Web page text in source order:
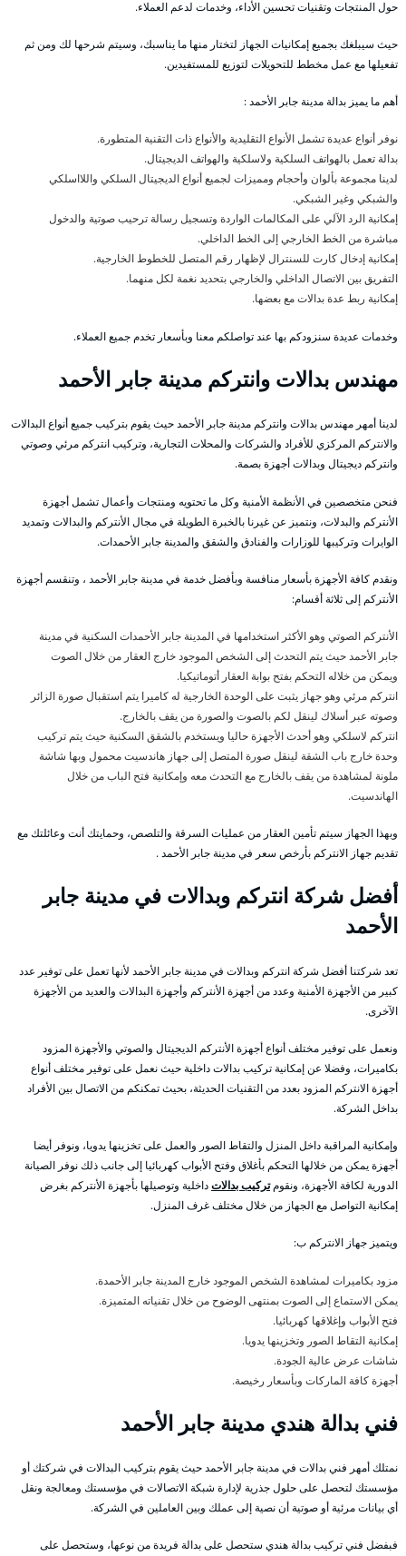
حول المنتجات وتقنيات تحسين الأداء، وخدمات لدعم العملاء.
حيث سيبلغك بجميع إمكانيات الجهاز لتختار منها ما يناسبك، وسيتم شرحها لك ومن ثم
تفعيلها مع عمل مخطط للتحويلات لتوزيع للمستفيدين.
أهم ما يميز بدالة مدينة جابر الأحمد :
نوفر أنواع عديدة تشمل الأنواع التقليدية والأنواع ذات التقنية المتطورة.
بدالة تعمل بالهواتف السلكية ولاسلكية والهواتف الديجيتال.
لدينا مجموعة بألوان وأحجام ومميزات لجميع أنواع الديجيتال السلكي واللااسلكي
والشبكي وغير الشبكي.
إمكانية الرد الآلي على المكالمات الواردة وتسجيل رسالة ترحيب صوتية والدخول
مباشرة من الخط الخارجي إلى الخط الداخلي.
إمكانية إدخال كارت للسنترال لإظهار رقم المتصل للخطوط الخارجية.
التفريق بين الاتصال الداخلي والخارجي بتحديد نغمة لكل منهما.
إمكانية ربط عدة بدالات مع بعضها.
وخدمات عديدة سنزودكم بها عند تواصلكم معنا وبأسعار تخدم جميع العملاء.
مهندس بدالات وانتركم مدينة جابر الأحمد
لدينا أمهر مهندس بدالات وانتركم مدينة جابر الأحمد حيث يقوم بتركيب جميع أنواع البدالات
والانتركم المركزي للأفراد والشركات والمحلات التجارية، وتركيب انتركم مرئي وصوتي
وانتركم ديجيتال وبدالات أجهزة بصمة.
فنحن متخصصين في الأنظمة الأمنية وكل ما تحتويه ومنتجات وأعمال تشمل أجهزة
الأنتركم والبدلات، ونتميز عن غيرنا بالخبرة الطويلة في مجال الأنتركم والبدالات وتمديد
الوايرات وتركيبها للوزارات والفنادق والشقق والمدينة جابر الأحمدات.
ونقدم كافة الأجهزة بأسعار منافسة وبأفضل خدمة في مدينة جابر الأحمد ، وتنقسم أجهزة
الأنتركم إلى ثلاثة أقسام:
الأنتركم الصوتي وهو الأكثر استخدامها في المدينة جابر الأحمدات السكنية في مدينة
جابر الأحمد حيث يتم التحدث إلى الشخص الموجود خارج العقار من خلال الصوت
ويمكن من خلاله التحكم بفتح بوابة العقار أتوماتيكيا.
انتركم مرئي وهو جهاز يثبت على الوحدة الخارجية له كاميرا يتم استقبال صورة الزائر
وصوته عبر أسلاك لينقل لكم بالصوت والصورة من يقف بالخارج.
انتركم لاسلكي وهو أحدث الأجهزة حاليا ويستخدم بالشقق السكنية حيث يتم تركيب
وحدة خارج باب الشقة لينقل صورة المتصل إلى جهاز هاندسيت محمول وبها شاشة
ملونة لمشاهدة من يقف بالخارج مع التحدث معه وإمكانية فتح الباب من خلال
الهاندسيت.
وبهذا الجهاز سيتم تأمين العقار من عمليات السرقة والتلصص، وحمايتك أنت وعائلتك مع
تقديم جهاز الانتركم بأرخص سعر في مدينة جابر الأحمد .
أفضل شركة انتركم وبدالات في مدينة جابر
الأحمد
تعد شركتنا أفضل شركة انتركم وبدالات في مدينة جابر الأحمد لأنها تعمل على توفير عدد
كبير من الأجهزة الأمنية وعدد من أجهزة الأنتركم وأجهزة البدالات والعديد من الأجهزة
الآخرى.
ونعمل على توفير مختلف أنواع أجهزة الأنتركم الديجيتال والصوتي والأجهزة المزود
بكاميرات، وفضلا عن إمكانية تركيب بدالات داخلية حيث نعمل على توفير مختلف أنواع
أجهزة الانتركم المزود بعدد من التقنيات الحديثة، بحيث تمكنكم من الاتصال بين الأفراد
بداخل الشركة.
وإمكانية المراقبة داخل المنزل والتقاط الصور والعمل على تخزينها يدويا، ونوفر أيضا
أجهزة يمكن من خلالها التحكم بأغلاق وفتح الأبواب كهربائيا إلى جانب ذلك نوفر الصيانة
الدورية لكافة الأجهزة، ونقومتركيب بدالاتداخلية وتوصيلها بأجهزة الأنتركم بغرض
إمكانية التواصل مع الجهاز من خلال مختلف غرف المنزل.
ويتميز جهاز الانتركم ب:
مزود بكاميرات لمشاهدة الشخص الموجود خارج المدينة جابر الأحمدة.
يمكن الاستماع إلى الصوت بمنتهى الوضوح من خلال تقنياته المتميزة.
فتح الأبواب وإغلاقها كهربائيا.
إمكانية التقاط الصور وتخزينها يدويا.
شاشات عرض عالية الجودة.
أجهزة كافة الماركات وبأسعار رخيصة.
فني بدالة هندي مدينة جابر الأحمد
نمتلك أمهر فني بدالات في مدينة جابر الأحمد حيث يقوم بتركيب البدالات في شركتك أو
مؤسستك لتحصل على حلول جذرية لإدارة شبكة الاتصالات في مؤسستك ومعالجة ونقل
أي بيانات مرئية أو صوتية أن نصية إلى عملك وبين العاملين في الشركة.
فبفضل فني تركيب بدالة هندي ستحصل على بدالة فريدة من نوعها، وستحصل على